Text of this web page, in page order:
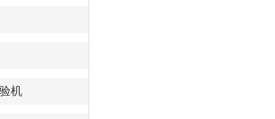
机